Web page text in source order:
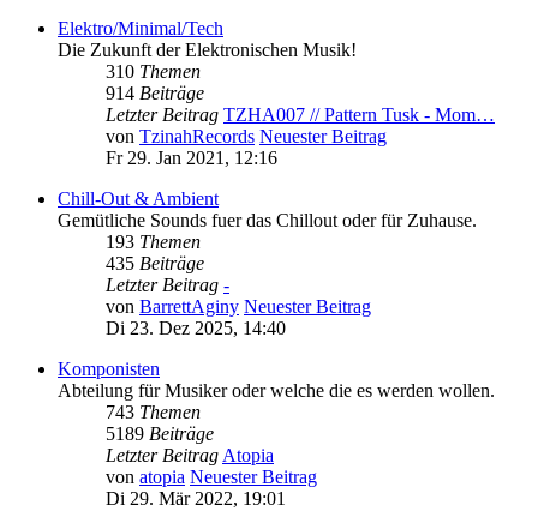
Elektro/Minimal/Tech
Die Zukunft der Elektronischen Musik!
310 Themen
914 Beiträge
Letzter Beitrag TZHA007 // Pattern Tusk - Mom…
von TzinahRecords Neuester Beitrag
Fr 29. Jan 2021, 12:16
Chill-Out & Ambient
Gemütliche Sounds fuer das Chillout oder für Zuhause.
193 Themen
435 Beiträge
Letzter Beitrag -
von BarrettAginy Neuester Beitrag
Di 23. Dez 2025, 14:40
Komponisten
Abteilung für Musiker oder welche die es werden wollen.
743 Themen
5189 Beiträge
Letzter BeitragAtopia
von atopia Neuester Beitrag
Di 29. Mär 2022, 19:01